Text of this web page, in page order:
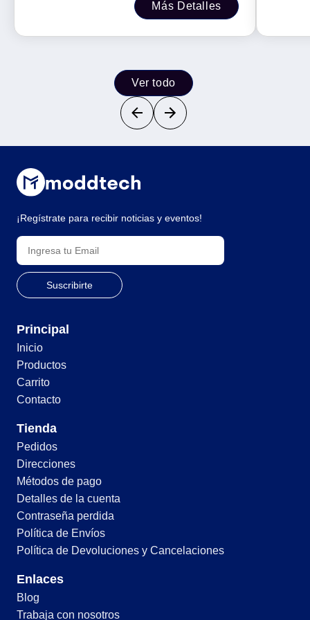
Más Detalles
Ver todo
¡Regístrate para recibir noticias y eventos!
Principal
Inicio
Productos
Carrito
Contacto
Tienda
Pedidos
Direcciones
Métodos de pago
Detalles de la cuenta
Contraseña perdida
Política de Envíos
Política de Devoluciones y Cancelaciones
Enlaces
Blog
Trabaja con nosotros